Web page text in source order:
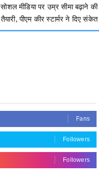
सोशल मीडिया पर उम्र सीमा बढ़ाने की
तैयारी, पीएम कीर स्टार्मर ने दिए संकेत
Fans
Followers
Followers